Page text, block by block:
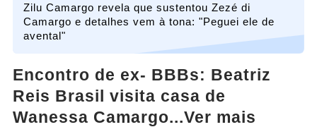
Zilu Camargo revela que sustentou Zezé di
Camargo e detalhes vem à tona: "Peguei ele de
avental"
Encontro de ex- BBBs: Beatriz
Reis Brasil visita casa de
Wanessa Camargo...Ver mais